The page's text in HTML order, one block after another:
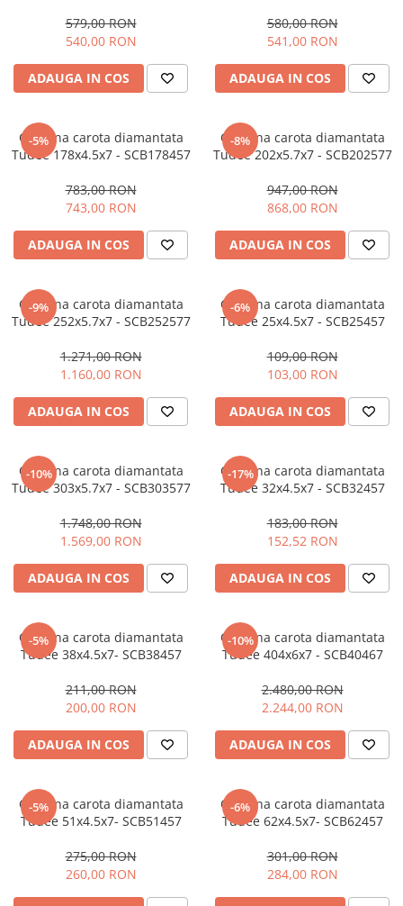
Echipamente de protectie
Incaltaminte
Bocanci de protectie
Manusi si palmare
Protectie mecanica
Protectie sudura
Protectia capului
Casti de protectie
Masti de protectie
Echipamente platforma cu
acumulator unic Detoolz FLEXI
POWER
Acumulatori si incarcatoare
platforma Detoolz FLEXI POWER
Ciocane rotopercutoare cu
acumulator Detoolz FLEXI POWER
Drujbe/fierastraie electrice cu lant
Fierastraie circulare cu acumulator
Detoolz FLEXI POWER
Fierastraie pendulare orizontale cu
acumulator Detoolz FLEXI POWER
Fierastraie pendulare verticale
("soricel") cu acumulator Detoolz
FLEXI POWER
acumulator Detoolz FLEXI POWER
Pistoale de vopsit cu acumulator
Polizoare unghiulare cu
acumulator Detoolz FLEXI POWER
Slefuitoare cu acumulator Detoolz
FLEXI POWER
Generatoare electrice
Accesorii generatoare
Generatoare de uz general
Generatoare digitale
579,00 RON
540,00 RON
ADAUGA IN COS
580,00 RON
541,00 RON
ADAUGA IN COS
-5%
Coroana carota diamantata
Tudee 178x4.5x7 - SCB178457
783,00 RON
743,00 RON
ADAUGA IN COS
-8%
Coroana carota diamantata
Tudee 202x5.7x7 - SCB202577
947,00 RON
868,00 RON
ADAUGA IN COS
-9%
Coroana carota diamantata
Tudee 252x5.7x7 - SCB252577
1.271,00 RON
1.160,00 RON
ADAUGA IN COS
-6%
Coroana carota diamantata
Tudee 25x4.5x7 - SCB25457
109,00 RON
103,00 RON
ADAUGA IN COS
-10%
Coroana carota diamantata
Tudee 303x5.7x7 - SCB303577
1.748,00 RON
1.569,00 RON
ADAUGA IN COS
-17%
Coroana carota diamantata
Tudee 32x4.5x7 - SCB32457
183,00 RON
152,52 RON
ADAUGA IN COS
-5%
Coroana carota diamantata
Tudee 38x4.5x7- SCB38457
211,00 RON
200,00 RON
ADAUGA IN COS
-10%
Coroana carota diamantata
Tudee 404x6x7 - SCB40467
2.480,00 RON
2.244,00 RON
ADAUGA IN COS
-5%
Coroana carota diamantata
Tudee 51x4.5x7- SCB51457
275,00 RON
260,00 RON
-6%
Coroana carota diamantata
Tudee 62x4.5x7- SCB62457
301,00 RON
284,00 RON